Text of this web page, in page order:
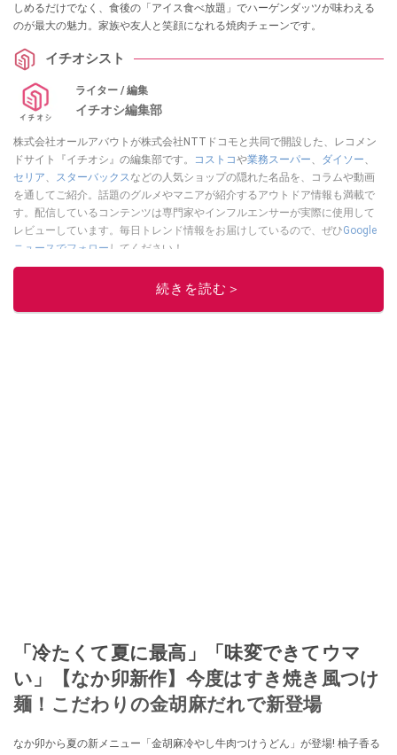
しめるだけでなく、食後の「アイス食べ放題」でハーゲンダッツが味わえる
のが最大の魅力。家族や友人と笑顔になれる焼肉チェーンです。
イチオシスト
ライター / 編集
イチオシ編集部
株式会社オールアバウトが株式会社NTTドコモと共同で開設した、レコメン
ドサイト『イチオシ』の編集部です。
コストコや業務スーパー ダイソー
セリア
スターバックス などの人気ショップの隠れた名品を、コラムや動画
を通してご紹介。話題のグルメやマニアが紹介するアウトドア情報も満載で
す。配信しているコンテンツは専門家やインフルエンサーが実際に使用して
レビューしています。毎日トレンド情報をお届けしているので、ぜひGoogle
ニュースでフォロー してください！
続きを読む＞
「冷たくて夏に最高」「味変できてウマ
い」【なか卯新作】今度はすき焼き風つけ
麺！こだわりの金胡麻だれで新登場
なか卯から夏の新メニュー「金胡麻冷やし牛肉つけうどん」が登場! 柚子香る